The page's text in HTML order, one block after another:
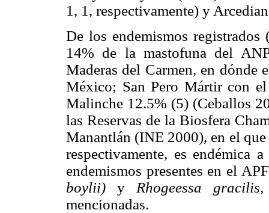
1, 1, respectivamente) y
De los endemismos
14% de la mastofuna del
Maderas del Carmen, en dónde
México; San Pero Mártir con
Malinche 12.5% (5) (Ceballos
las Reservas de la Biosfera
Manantlán (INE 2000), en el
respectivamente, es endémica
endemismos presentes en el
boylii) y Rhogeessa gracilis,
mencionadas.